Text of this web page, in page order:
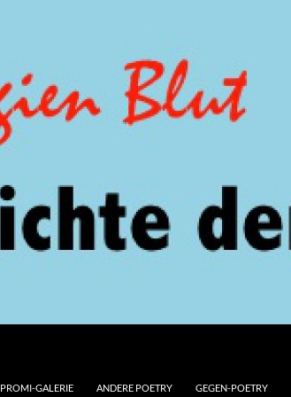
PROMI-GALERIE ANDERE POETRY GEGEN-POETRY